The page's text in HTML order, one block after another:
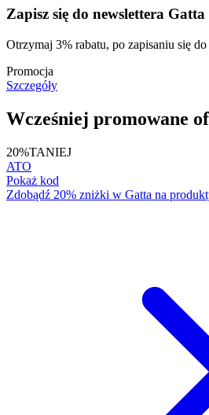
Zapisz się do newslettera
Otrzymaj 3% rabatu, po zapisaniu się
Promocja
Szczegóły
Wcześniej promowane
20%TANIEJ
ATO
Pokaż kod
Zdobądź 20% zniżki w Gatta na